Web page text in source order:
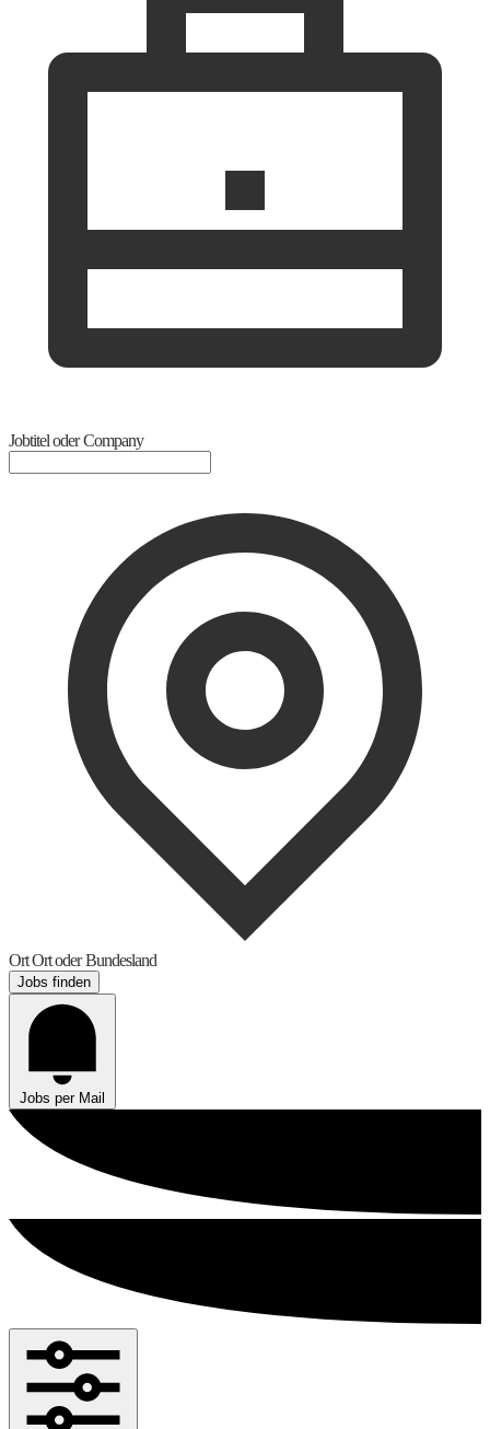
Jobtitel oder Company
OrtOrt oder Bundesland
Jobs finden
Jobs per Mail